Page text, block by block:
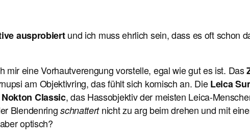
ausprobiertund ich muss ehrlich sein, dass es oft schon
mir eine Vorhautverengung vorstelle, egal wie gut es ist. Das
am Objektivring, das fühlt sich komisch an. DieLeica
Classic, das Hassobjektiv der meisten Leica-
Blendenringschnattertnicht zu arg beim drehen und mit
optisch?